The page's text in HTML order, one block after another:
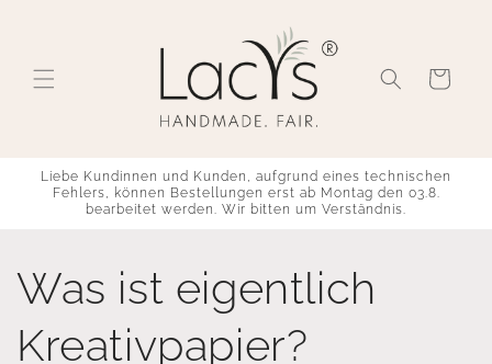
Warenkorb
Liebe Kundinnen und Kunden, aufgrund eines technischen
Fehlers, können Bestellungen erst ab Montag den 03.8.
bearbeitet werden. Wir bitten um Verständnis.
Was ist eigentlich
Kreativpapier?